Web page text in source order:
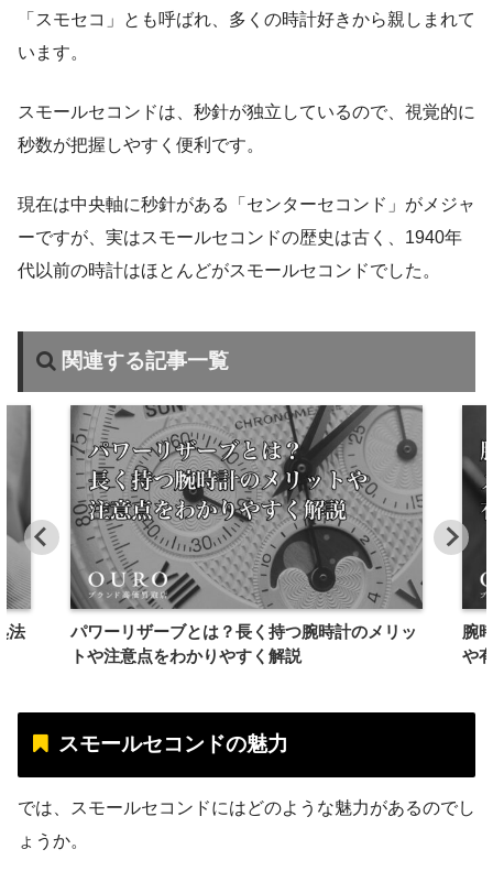
「スモセコ」とも呼ばれ、多くの時計好きから親しまれて
います。
スモールセコンドは、秒針が独立しているので、視覚的に
秒数が把握しやすく便利です。
現在は中央軸に秒針がある「センターセコンド」がメジャ
ーですが、実はスモールセコンドの歴史は古く、1940年
代以前の時計はほとんどがスモールセコンドでした。
関連する記事一覧
法
パワーリザーブとは？長く持つ腕時計のメリッ
トや注意点をわかりやすく解説
腕
や
スモールセコンドの魅力
では、スモールセコンドにはどのような魅力があるのでし
ょうか。